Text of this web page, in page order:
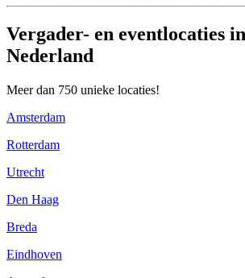
Vergader- en eventlocaties
Nederland
Meer dan 750 unieke locaties!
Amsterdam
Rotterdam
Utrecht
Den Haag
Breda
Eindhoven